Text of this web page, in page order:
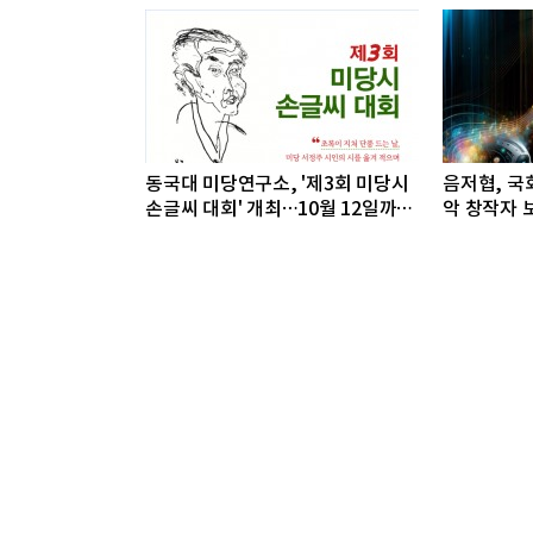
동국대 미당연구소, '제3회 미당시
손글씨 대회' 개최…10월 12일까지
음저협, 국
악 창작자